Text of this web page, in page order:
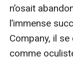
n’osait
l’immense
Company, il
comme